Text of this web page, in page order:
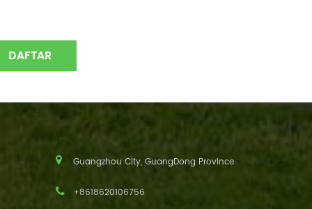
Guangzhou City, GuangDong Province
+8618620106756